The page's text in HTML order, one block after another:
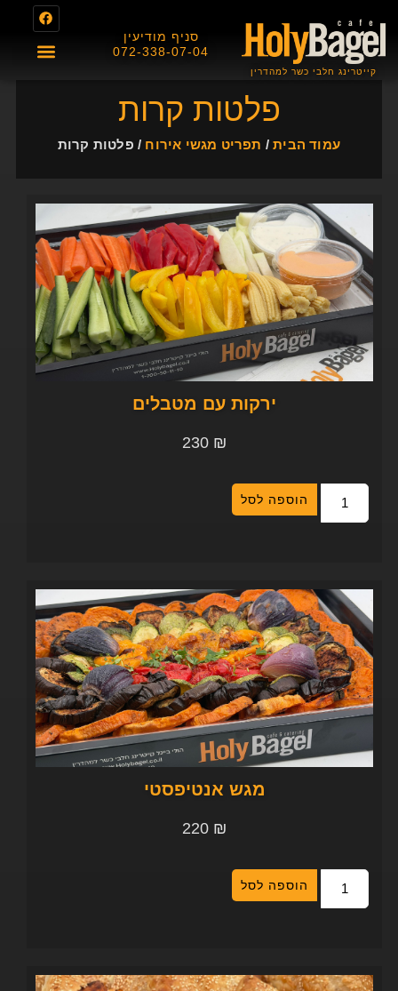
קייטרינג חלבי כשר למהדרין
סניף מודיעין
072-338-07-04
פלטות קרות
עמוד הבית/ תפריט מגשי אירוח / פלטות קרות
ירקות עם מטבלים
₪
הוספה לסל
מגש אנטיפסטי
₪
הוספה לסל